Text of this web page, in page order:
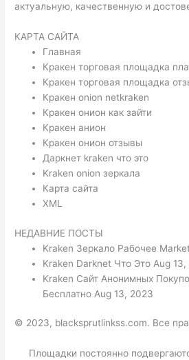
актуальную, качественную и
КАРТА САЙТА
Главная
Кракен торговая площадка
Кракен торговая площадка
Кракен onion netkraken
Кракен онион как зайти
Кракен анион
Кракен онион отзывы
Даркнет kraken что это
Kraken onion зеркала
Карта сайта
XML
НЕДАВНИЕ ПОСТЫ
Kraken Зеркало Рабочее
Kraken Darknet Что Это Aug
Kraken Сайт Анонимных
Бесплатно Aug 13, 2023
© 2023, blacksprutlinkss.com. Все
Площадки постоянно